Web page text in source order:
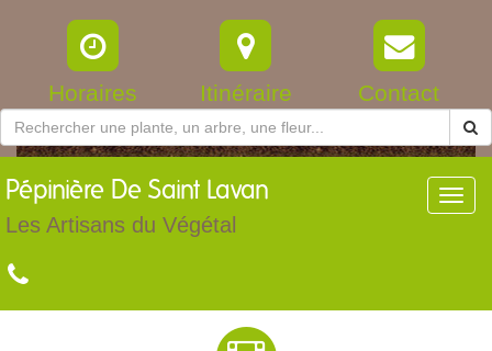
Horaires Itinéraire Contact
Pépinière De Saint Lavan
Les Artisans du Végétal